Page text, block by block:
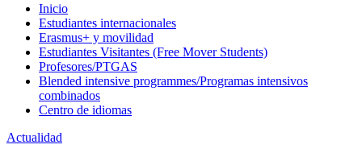
Inicio
Estudiantes internacionales
Erasmus+ y movilidad
Estudiantes Visitantes (Free Mover Students)
Profesores/PTGAS
Blended intensive programmes/Programas intensivos
combinados
Centro de idiomas
Actualidad